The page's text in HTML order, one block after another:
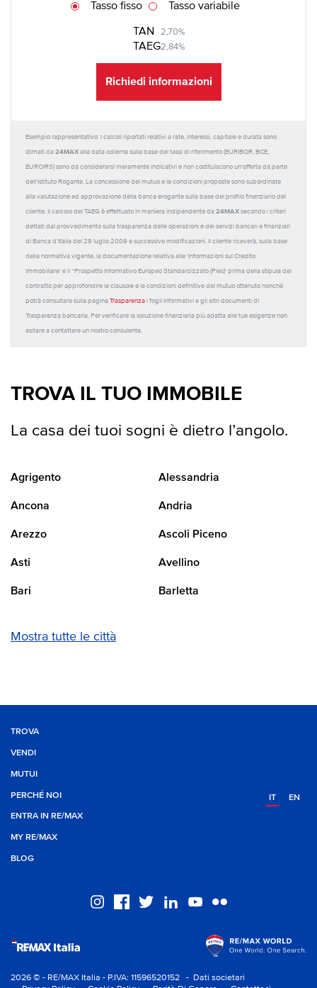
TAN 2,70%
TAEG2,84%
Tasso fisso Tasso variabile
Richiedi informazioni
Esempio rappresentativo: I calcoli riportati relativi a rate, interessi, capitale e durata sono
stimati da 24MAX alla data odierna sulla base dei tassi di riferimento (EURIBOR, BCE,
EUROIRS) sono da considerarsi meramente indicativi e non costituiscono un'offerta da parte
dell'Istituto Rogante. La concessione del mutuo e le condizioni proposte sono subordinate
alla valutazione ed approvazione della banca erogante sulla base del profilo finanziario del
cliente. Il calcolo del TAEG è effettuato in maniera indipendente da 24MAX secondo i criteri
dettati dal provvedimento sulla trasparenza delle operazioni e dei servizi bancari e finanziari
di Banca d'Italia del 29 luglio 2009 e successive modificazioni. Il cliente riceverà, sulla base
della normativa vigente, la documentazione relativa alle 'Informazioni sul Credito
Immobiliare' e il “Prospetto Informativo Europeo Standardizzato (Pies)' prima della stipula del
contratto per approfondire le clausole e le condizioni definitive del mutuo ottenuto nonché
potrà consultare sulla pagina Trasparenza i fogli informativi e gli altri documenti di
Trasparenza bancaria. Per verificare la soluzione finanziaria più adatta alle tue esigenze non
esitare a contattare un nostro consulente.
TROVA IL TUO IMMOBILE
La casa dei tuoi sogni è dietro l’angolo.
Agrigento Alessandria
Ancona Andria
Arezzo Ascoli Piceno
Asti Avellino
Bari Barletta
Mostra tutte le città
TROVA
VENDI
MUTUI
PERCHÉ NOI
ENTRA IN RE/MAX
MY RE/MAX
BLOG
IT EN
2026 © - RE/MAX Italia - P.IVA: 11596520152
- Dati societari